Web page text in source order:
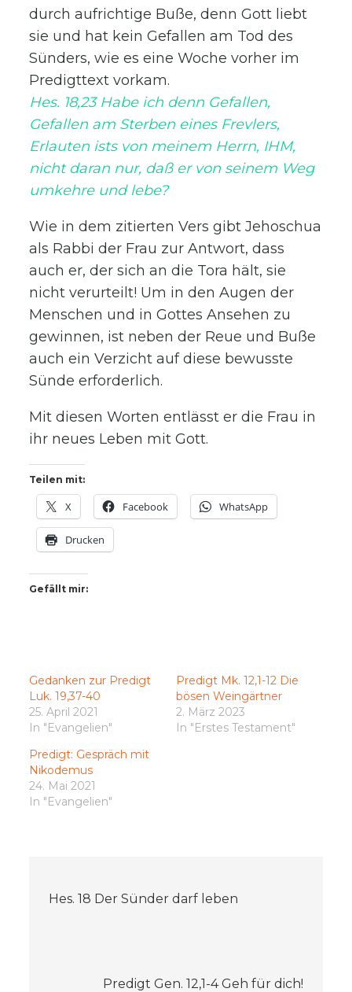
durch aufrichtige Buße, denn Gott liebt
sie und hat kein Gefallen am Tod des
Sünders, wie es eine Woche vorher im
Predigttext vorkam.
Hes. 18,23 Habe ich denn Gefallen,
Gefallen am Sterben eines Frevlers,
Erlauten ists von meinem Herrn, IHM,
nicht daran nur, daß er von seinem Weg
umkehre und lebe?
Wie in dem zitierten Vers gibt Jehoschua
als Rabbi der Frau zur Antwort, dass
auch er, der sich an die Tora hält, sie
nicht verurteilt! Um in den Augen der
Menschen und in Gottes Ansehen zu
gewinnen, ist neben der Reue und Buße
auch ein Verzicht auf diese bewusste
Sünde erforderlich.
Mit diesen Worten entlässt er die Frau in
ihr neues Leben mit Gott.
Teilen mit:
X Facebook WhatsApp
Drucken
Gefällt mir:
Gedanken zur Predigt
Luk. 19,37-40
25. April 2021
In "Evangelien"
Predigt Mk. 12,1-12 Die
bösen Weingärtner
2. März 2023
In "Erstes Testament"
Predigt: Gespräch mit
Nikodemus
24. Mai 2021
In "Evangelien"
Hes. 18 Der Sünder darf leben
Predigt Gen. 12,1-4 Geh für dich!